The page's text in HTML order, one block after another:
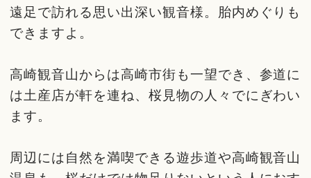
遠足で訪れる思い出深い観音様。胎内めぐりも
できますよ。
高崎観音山からは高崎市街も一望でき、参道に
は土産店が軒を連ね、桜見物の人々でにぎわい
ます。
周辺には自然を満喫できる遊歩道や高崎観音山